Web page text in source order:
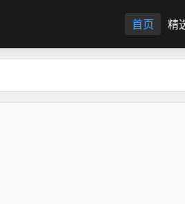
首页 精